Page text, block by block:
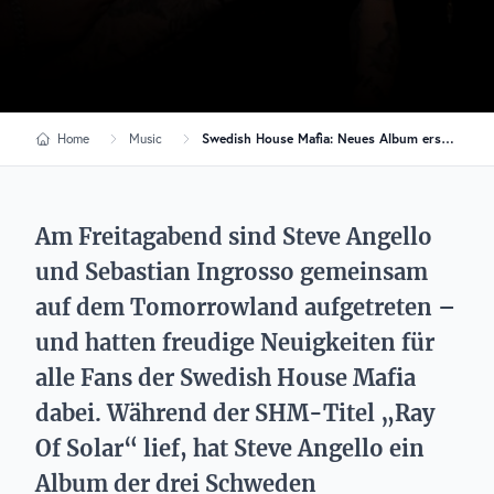
Home Music Swedish House Mafia: Neues Album erscheint noch im Sommer 2023
Am Freitagabend sind Steve Angello
und Sebastian Ingrosso gemeinsam
auf dem Tomorrowland aufgetreten –
und hatten freudige Neuigkeiten für
alle Fans der Swedish House Mafia
dabei. Während der SHM-Titel „Ray
Of Solar“ lief, hat Steve Angello ein
Album der drei Schweden